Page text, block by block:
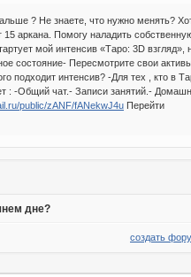
? Не знаете, что нужно менять?
аркана. Помогу наладить
мой интенсив «Таро: 3D взгляд»,
состояние- Пересмотрите свои активы
подходит интенсив? -Для тех , кто в
: -Общий чат.- Записи занятий.-
public/zANF/fANekwJ4u Перейти
дне?
создать